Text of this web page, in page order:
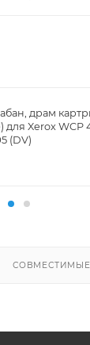
драм
Xerox WCP
(DV)
СОВМЕСТИМЫЕ